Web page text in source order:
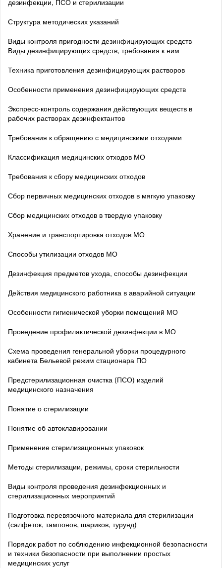
Структура методических указаний
Виды контроля пригодности дезинфицирующих средств
Виды дезинфицирующих средств, требования к ним
Техника приготовления дезинфицирующих растворов
Особенности применения дезинфицирующих средств
Экспресс-контроль содержания действующих веществ в
рабочих растворах дезинфектантов
Требования к обращению с медицинскими отходами
Классификация медицинских отходов МО
Требования к сбору медицинских отходов
Сбор первичных медицинских отходов в мягкую упаковку
Сбор медицинских отходов в твердую упаковку
Хранение и транспортировка отходов МО
Способы утилизации отходов МО
Дезинфекция предметов ухода, способы дезинфекции
Действия медицинского работника в аварийной ситуации
Особенности гигиенической уборки помещений МО
Проведение профилактической дезинфекции в МО
Схема проведения генеральной уборки процедурного
кабинета Бельевой режим стационара ПО
Предстерилизационная очистка (ПСО) изделий
медицинского назначения
Понятие о стерилизации
Понятие об автоклавировании
Применение стерилизационных упаковок
Методы стерилизации, режимы, сроки стерильности
Виды контроля проведения дезинфекционных и
стерилизационных мероприятий
Подготовка перевязочного материала для стерилизации
(салфеток, тампонов, шариков, турунд)
Порядок работ по соблюдению инфекционной безопасности
и техники безопасности при выполнении простых
медицинских услуг